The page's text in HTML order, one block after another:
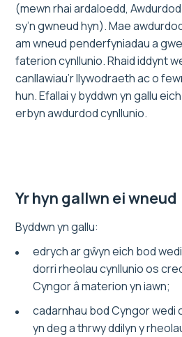
(mewn rhai ardaloedd,
sy’n gwneud hyn). Mae
am wneud penderfyniadau a
faterion cynllunio. Rhaid iddynt
canllawiau’r llywodraeth ac o
hun. Efallai y byddwn yn gallu
erbyn awdurdod cynllunio.
Yr hyn gallwn ei wneud
Byddwn yn gallu:
edrych ar gŵyn eich bod
dorri rheolau cynllunio os
Cyngor â materion yn iawn;
cadarnhau bod Cyngor wedi
yn deg a thrwy ddilyn y